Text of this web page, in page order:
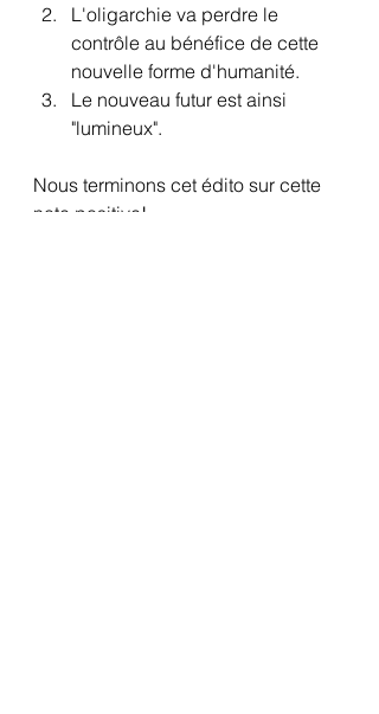
L'oligarchie va perdre le
contrôle au bénéfice de cette
nouvelle forme d'humanité.
Le nouveau futur est ainsi
"lumineux".
Nous terminons cet édito sur cette
note positive!